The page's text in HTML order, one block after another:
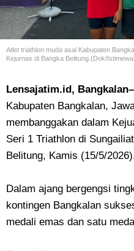
Atlet triathlon muda asal Kabupaten
Kejurnas di Bangka Belitung.(Dok/
Lensajatim.id, Bangkalan–
Kabupaten Bangkalan,
membanggakan dalam
Seri 1 Triathlon di
Belitung, Kamis (15/5/
Dalam ajang bergengsi
kontingen Bangkalan
medali emas dan satu